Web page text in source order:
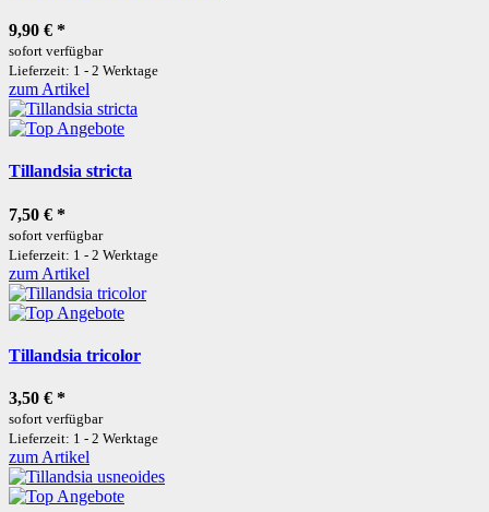
9,90 € *
sofort verfügbar
Lieferzeit: 1 - 2 Werktage
zum Artikel
Tillandsia stricta
7,50 € *
sofort verfügbar
Lieferzeit: 1 - 2 Werktage
zum Artikel
Tillandsia tricolor
3,50 € *
sofort verfügbar
Lieferzeit: 1 - 2 Werktage
zum Artikel